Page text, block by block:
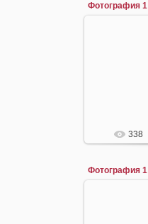
Фотография 1
338
Фотография 1